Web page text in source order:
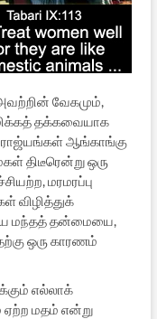
வேகமும்,
தக்கவையாக
ஆங்காங்கு
திடீரென்று ஒரு
மரமரப்பு
விழித்துக்
மந்தத் தன்மையை,
ஒரு காரணம்
எல்லாக்
ஏற்ற மதம் என்று